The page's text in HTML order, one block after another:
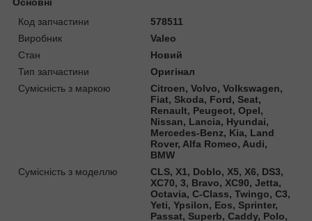
Код запчастини
578511
Виробник
Valeo
Стан
Новий
Тип запчастини
Оригінал
Сумісність з маркою
Citroen, Volvo, Volkswagen,
Fiat, Skoda, Ford, Seat,
Renault, Peugeot, Opel,
Nissan, Lancia, Hyundai,
Mercedes-Benz, Kia, Land
Rover, Alfa Romeo, Audi,
BMW
Сумісність з моделлю
CLS, X1, Doblo, X5, X6, DS3,
XC70, 3, Bravo, XC90, Jetta,
Octavia, C-Class, Twingo, C3,
Yeti, Ypsilon, Eos, Sprinter,
Passat, Superb, Caddy, Polo,